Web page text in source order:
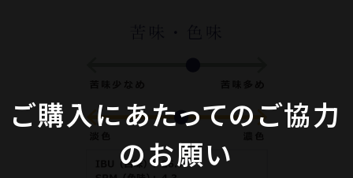
ご購入にあたってのご協力
のお願い